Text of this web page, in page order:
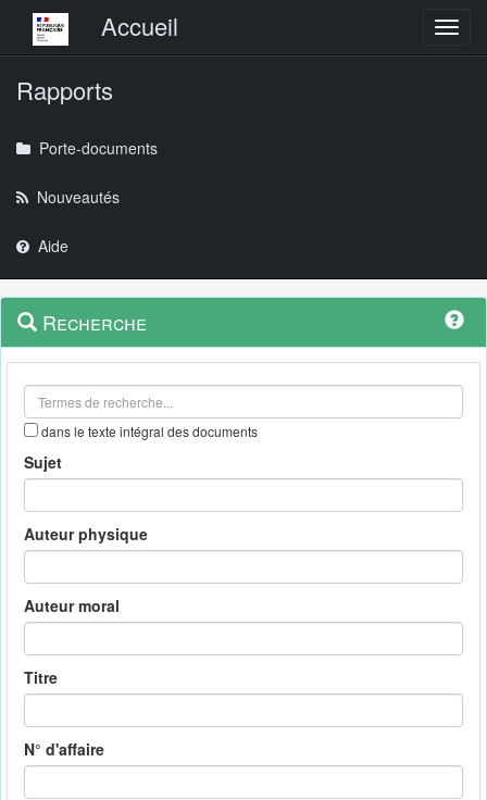
Menu principalAccueil
Rapports
Porte-documents
Nouveautés
Aide
Navigation
outils
Menu
contextuel
Recherche
dans le texte intégral des documents
Sujet
Auteur physique
Auteur moral
Titre
N° d'affaire